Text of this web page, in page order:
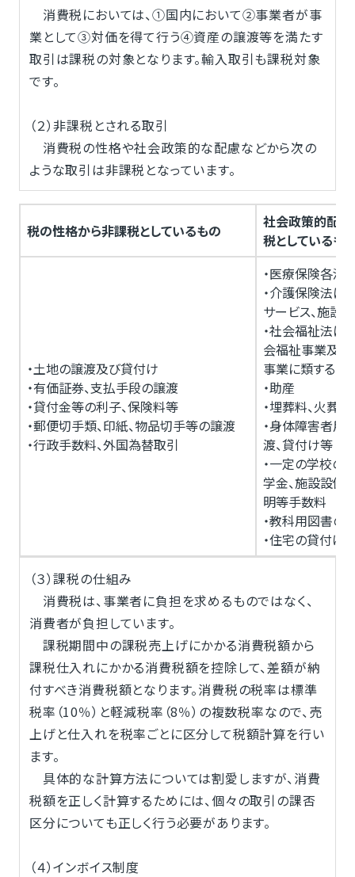
消費税においては、①国内において②事業者が事
業として③対価を得て行う④資産の譲渡等を満たす
取引は課税の対象となります。輸入取引も課税対象
です。
（２）非課税とされる取引
消費税の性格や社会政策的な配慮などから次の
ような取引は非課税となっています。
税の性格から非課税としているもの
社会政策的配
税としているも
・土地の譲渡及び貸付け
・有価証券、支払手段の譲渡
・貸付金等の利子、保険料等
・郵便切手類、印紙、物品切手等の譲渡
・行政手数料、外国為替取引
・医療保険各法
・介護保険法に
サービス、施設
・社会福祉法に
会福祉事業及
事業に類する事
・助産
・埋葬料、火葬料
・身体障害者用
渡、貸付け等
・一定の学校の
学金、施設設備
明等手数料
・教科用図書の
・住宅の貸付け
（３）課税の仕組み
消費税は、事業者に負担を求めるものではなく、
消費者が負担しています。
課税期間中の課税売上げにかかる消費税額から
課税仕入れにかかる消費税額を控除して、差額が納
付すべき消費税額となります。消費税の税率は標準
税率（10％）と軽減税率（8％）の複数税率なので、売
上げと仕入れを税率ごとに区分して税額計算を行い
ます。
具体的な計算方法については割愛しますが、消費
税額を正しく計算するためには、個々の取引の課否
区分についても正しく行う必要があります。
（４）インボイス制度